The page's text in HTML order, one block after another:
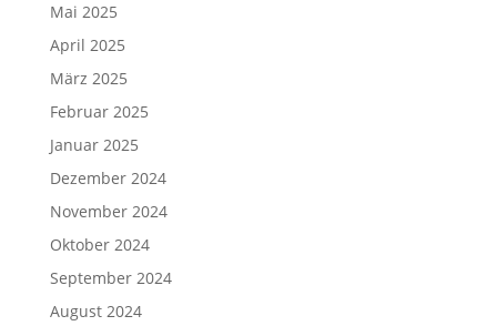
Mai 2025
April 2025
März 2025
Februar 2025
Januar 2025
Dezember 2024
November 2024
Oktober 2024
September 2024
August 2024